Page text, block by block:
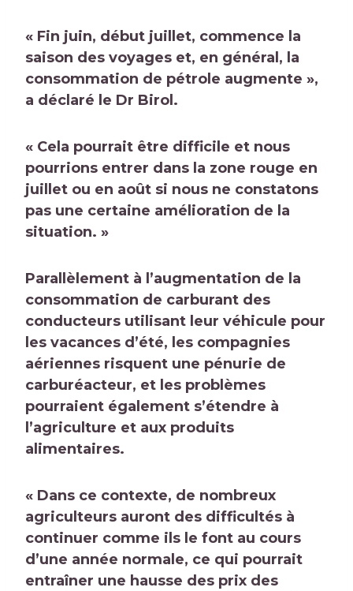
« Fin juin, début juillet, commence la
saison des voyages et, en général, la
consommation de pétrole augmente »,
a déclaré le Dr Birol.
« Cela pourrait être difficile et nous
pourrions entrer dans la zone rouge en
juillet ou en août si nous ne constatons
pas une certaine amélioration de la
situation. »
Parallèlement à l’augmentation de la
consommation de carburant des
conducteurs utilisant leur véhicule pour
les vacances d’été, les compagnies
aériennes risquent une pénurie de
carburéacteur, et les problèmes
pourraient également s’étendre à
l’agriculture et aux produits
alimentaires.
« Dans ce contexte, de nombreux
agriculteurs auront des difficultés à
continuer comme ils le font au cours
d’une année normale, ce qui pourrait
entraîner une hausse des prix des